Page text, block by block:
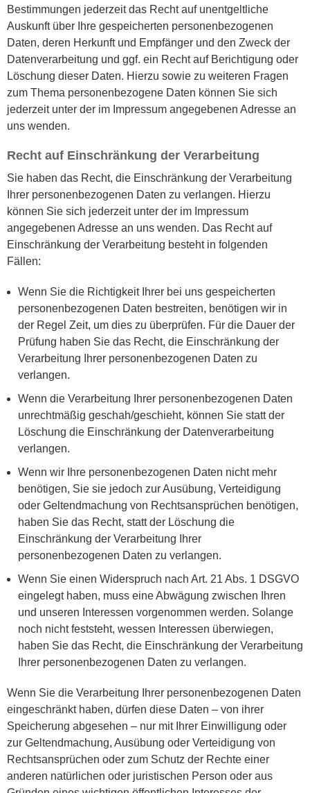
Bestimmungen jederzeit das Recht auf unentgeltliche
Auskunft über Ihre gespeicherten personenbezogenen
Daten, deren Herkunft und Empfänger und den Zweck der
Datenverarbeitung und ggf. ein Recht auf Berichtigung oder
Löschung dieser Daten. Hierzu sowie zu weiteren Fragen
zum Thema personenbezogene Daten können Sie sich
jederzeit unter der im Impressum angegebenen Adresse an
uns wenden.
Recht auf Einschränkung der Verarbeitung
Sie haben das Recht, die Einschränkung der Verarbeitung
Ihrer personenbezogenen Daten zu verlangen. Hierzu
können Sie sich jederzeit unter der im Impressum
angegebenen Adresse an uns wenden. Das Recht auf
Einschränkung der Verarbeitung besteht in folgenden
Fällen:
Wenn Sie die Richtigkeit Ihrer bei uns gespeicherten
personenbezogenen Daten bestreiten, benötigen wir in
der Regel Zeit, um dies zu überprüfen. Für die Dauer der
Prüfung haben Sie das Recht, die Einschränkung der
Verarbeitung Ihrer personenbezogenen Daten zu
verlangen.
Wenn die Verarbeitung Ihrer personenbezogenen Daten
unrechtmäßig geschah/geschieht, können Sie statt der
Löschung die Einschränkung der Datenverarbeitung
verlangen.
Wenn wir Ihre personenbezogenen Daten nicht mehr
benötigen, Sie sie jedoch zur Ausübung, Verteidigung
oder Geltendmachung von Rechtsansprüchen benötigen,
haben Sie das Recht, statt der Löschung die
Einschränkung der Verarbeitung Ihrer
personenbezogenen Daten zu verlangen.
Wenn Sie einen Widerspruch nach Art. 21 Abs. 1 DSGVO
eingelegt haben, muss eine Abwägung zwischen Ihren
und unseren Interessen vorgenommen werden. Solange
noch nicht feststeht, wessen Interessen überwiegen,
haben Sie das Recht, die Einschränkung der Verarbeitung
Ihrer personenbezogenen Daten zu verlangen.
Wenn Sie die Verarbeitung Ihrer personenbezogenen Daten
eingeschränkt haben, dürfen diese Daten – von ihrer
Speicherung abgesehen – nur mit Ihrer Einwilligung oder
zur Geltendmachung, Ausübung oder Verteidigung von
Rechtsansprüchen oder zum Schutz der Rechte einer
anderen natürlichen oder juristischen Person oder aus